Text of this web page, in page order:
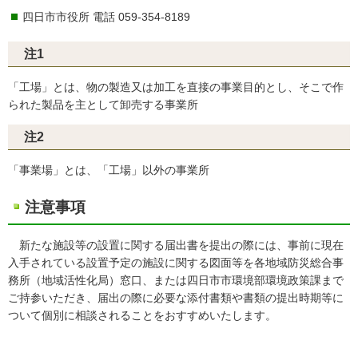
四日市市役所 電話 059-354-8189
注1
「工場」とは、物の製造又は加工を直接の事業目的とし、そこで作
られた製品を主として卸売する事業所
注2
「事業場」とは、「工場」以外の事業所
注意事項
新たな施設等の設置に関する届出書を提出の際には、事前に現在
入手されている設置予定の施設に関する図面等を各地域防災総合事
務所（地域活性化局）窓口、または四日市市環境部環境政策課まで
ご持参いただき、届出の際に必要な添付書類や書類の提出時期等に
ついて個別に相談されることをおすすめいたします。